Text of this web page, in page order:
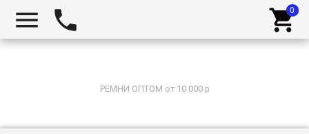
  
РЕМНИ ОПТОМ от 10 000 р